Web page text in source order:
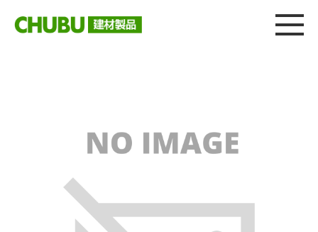
総合